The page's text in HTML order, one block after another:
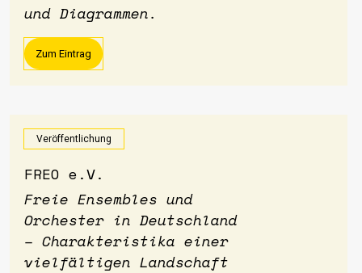
und Diagrammen.
Zum Eintrag
Veröffentlichung
FREO e.V.
Freie Ensembles und
Orchester in Deutschland
– Charakteristika einer
vielfältigen Landschaft